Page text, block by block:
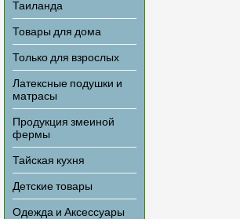
Таиланда
Товары для дома
Только для взрослых
Латексные подушки и
матрасы
Продукция змеиной
фермы
Тайская кухня
Детские товары
Одежда и Аксессуары